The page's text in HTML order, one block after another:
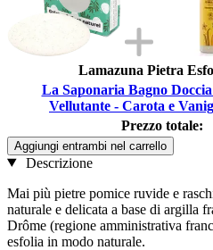
Lamazuna Pietra
La Saponaria Bagno
Vellutante - Carota e
Prezzo totale:
Aggiungi entrambi nel carrello
Descrizione
Mai più pietre pomice ruvide e
naturale e delicata a base di argilla
Drôme (regione amministrativa
esfolia in modo naturale.